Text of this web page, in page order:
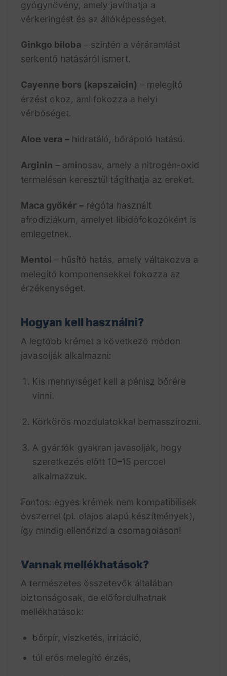
gyógynövény, amely javíthatja a
vérkeringést és az állóképességet.
Ginkgo biloba – szintén a véráramlást
serkentő hatásáról ismert.
Cayenne bors (kapszaicin) – melegítő
érzést okoz, ami fokozza a helyi
vérbőséget.
Aloe vera – hidratáló, bőrápoló hatású.
Arginin – aminosav, amely a nitrogén-oxid
termelésen keresztül tágíthatja az ereket.
Maca gyökér – régóta használt
afrodiziákum, amelyet libidófokozóként is
emlegetnek.
Mentol – hűsítő hatás, amely váltakozva a
melegítő komponensekkel fokozza az
érzékenységet.
Hogyan kell használni?
A legtöbb krémet a következő módon
javasolják alkalmazni:
Kis mennyiséget kell a pénisz bőrére
vinni.
Körkörös mozdulatokkal bemasszírozni.
A gyártók gyakran javasolják, hogy
szeretkezés előtt 10–15 perccel
alkalmazzuk.
Fontos: egyes krémek nem kompatibilisek
óvszerrel (pl. olajos alapú készítmények),
így mindig ellenőrizd a csomagoláson!
Vannak mellékhatások?
A természetes összetevők általában
biztonságosak, de előfordulhatnak
mellékhatások:
bőrpír, viszketés, irritáció,
túl erős melegítő érzés,